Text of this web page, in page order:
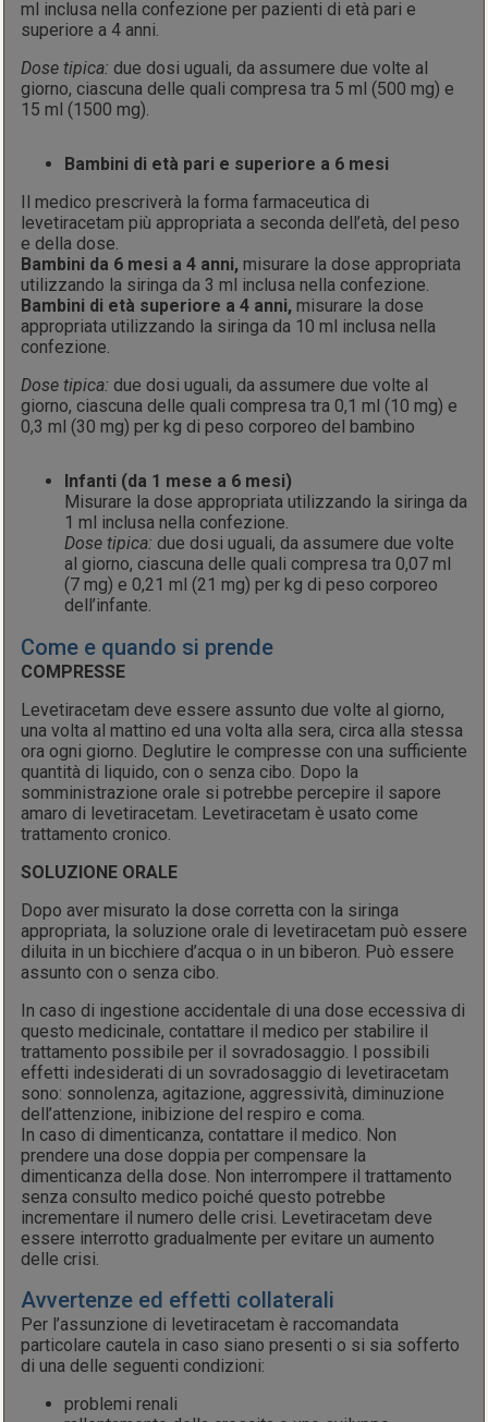
ml inclusa nella confezione per pazienti di età pari e
superiore a 4 anni.
Dose tipica: due dosi uguali, da assumere due volte al
giorno, ciascuna delle quali compresa tra 5 ml (500 mg) e
15 ml (1500 mg).
Bambini di età pari e superiore a 6 mesi
Il medico prescriverà la forma farmaceutica di
levetiracetam più appropriata a seconda dell’età, del peso
e della dose.
Bambini da 6 mesi a 4 anni, misurare la dose appropriata
utilizzando la siringa da 3 ml inclusa nella confezione.
Bambini di età superiore a 4 anni, misurare la dose
appropriata utilizzando la siringa da 10 ml inclusa nella
confezione.
Dose tipica: due dosi uguali, da assumere due volte al
giorno, ciascuna delle quali compresa tra 0,1 ml (10 mg) e
0,3 ml (30 mg) per kg di peso corporeo del bambino
Infanti (da 1 mese a 6 mesi)
Misurare la dose appropriata utilizzando la siringa da
1 ml inclusa nella confezione.
Dose tipica: due dosi uguali, da assumere due volte
al giorno, ciascuna delle quali compresa tra 0,07 ml
(7 mg) e 0,21 ml (21 mg) per kg di peso corporeo
dell’infante.
Come e quando si prende
COMPRESSE
Levetiracetam deve essere assunto due volte al giorno,
una volta al mattino ed una volta alla sera, circa alla stessa
ora ogni giorno. Deglutire le compresse con una sufficiente
quantità di liquido, con o senza cibo. Dopo la
somministrazione orale si potrebbe percepire il sapore
amaro di levetiracetam. Levetiracetam è usato come
trattamento cronico.
SOLUZIONE ORALE
Dopo aver misurato la dose corretta con la siringa
appropriata, la soluzione orale di levetiracetam può essere
diluita in un bicchiere d’acqua o in un biberon. Può essere
assunto con o senza cibo.
In caso di ingestione accidentale di una dose eccessiva di
questo medicinale, contattare il medico per stabilire il
trattamento possibile per il sovradosaggio. I possibili
effetti indesiderati di un sovradosaggio di levetiracetam
sono: sonnolenza, agitazione, aggressività, diminuzione
dell’attenzione, inibizione del respiro e coma.
In caso di dimenticanza, contattare il medico. Non
prendere una dose doppia per compensare la
dimenticanza della dose. Non interrompere il trattamento
senza consulto medico poiché questo potrebbe
incrementare il numero delle crisi. Levetiracetam deve
essere interrotto gradualmente per evitare un aumento
delle crisi.
Avvertenze ed effetti collaterali
Per l’assunzione di levetiracetam è raccomandata
particolare cautela in caso siano presenti o si sia sofferto
di una delle seguenti condizioni:
problemi renali